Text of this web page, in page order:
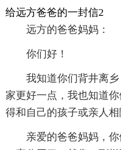
给远方爸爸的一封信2
远方的爸爸妈妈：
你们好！
我知道你们背井离
家更好一点，我也知道
得和自己的孩子或亲人相
亲爱的爸爸妈妈，